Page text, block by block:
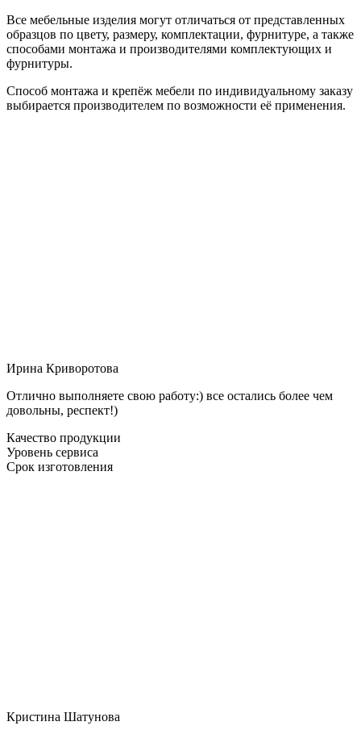
Все мебельные изделия могут отличаться от представленных
образцов по цвету, размеру, комплектации, фурнитуре, а также
способами монтажа и производителями комплектующих и
фурнитуры.
Способ монтажа и крепёж мебели по индивидуальному заказу
выбирается производителем по возможности её применения.
Ирина Криворотова
Отлично выполняете свою работу:) все остались более чем
довольны, респект!)
Качество продукции
Уровень сервиса
Срок изготовления
Кристина Шатунова